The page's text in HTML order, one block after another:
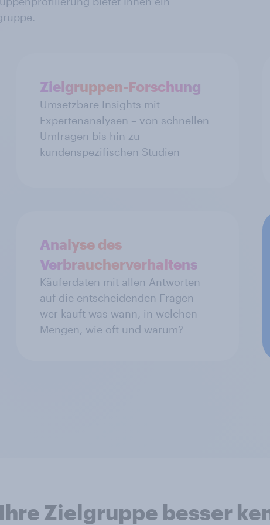
Zielgruppen-Forschung
Umsetzbare Insights mit
Expertenanalysen – von schnellen
Umfragen bis hin zu
kundenspezifischen Studien
Analyse des
Verbraucherverhaltens
Käuferdaten mit allen Antworten
auf die entscheidenden Fragen –
wer kauft was wann, in welchen
Mengen, wie oft und warum?
Zielgruppe besser